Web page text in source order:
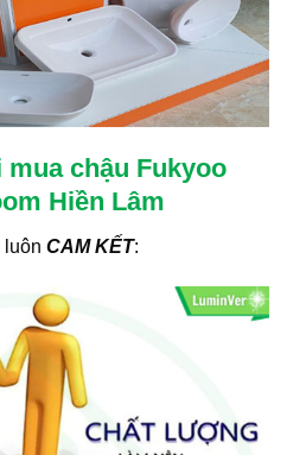
chậu Fukyoo
Hiền Lâm
luôn CAM KẾT: